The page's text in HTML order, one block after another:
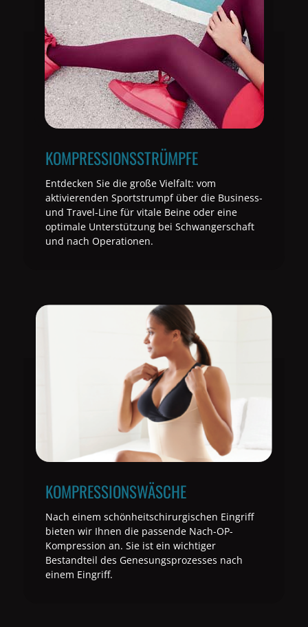
KOMPRESSIONSSTRÜMPFE
Entdecken Sie die große Vielfalt: vom
aktivierenden Sportstrumpf über die Business-
und Travel-Line für vitale Beine oder eine
optimale Unterstützung bei Schwangerschaft
und nach Operationen.
KOMPRESSIONSWÄSCHE
Nach einem schönheitschirurgischen Eingriff
bieten wir Ihnen die passende Nach-OP-
Kompression an. Sie ist ein wichtiger
Bestandteil des Genesungsprozesses nach
einem Eingriff.